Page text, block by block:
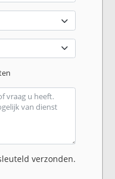
verzonden.